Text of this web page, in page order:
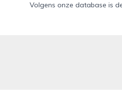
Volgens onze database is